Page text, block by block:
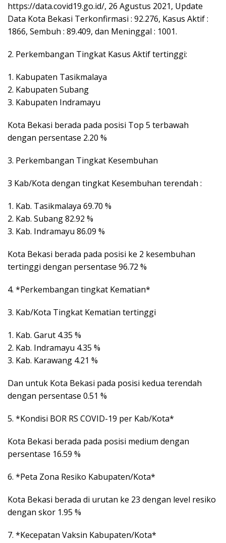
https://data.covid19.go.id/, 26 Agustus 2021, Update
Data Kota Bekasi Terkonfirmasi : 92.276, Kasus Aktif :
1866, Sembuh : 89.409, dan Meninggal : 1001.
2. Perkembangan Tingkat Kasus Aktif tertinggi:
1. Kabupaten Tasikmalaya
2. Kabupaten Subang
3. Kabupaten Indramayu
Kota Bekasi berada pada posisi Top 5 terbawah
dengan persentase 2.20 %
3. Perkembangan Tingkat Kesembuhan
3 Kab/Kota dengan tingkat Kesembuhan terendah :
1. Kab. Tasikmalaya 69.70 %
2. Kab. Subang 82.92 %
3. Kab. Indramayu 86.09 %
Kota Bekasi berada pada posisi ke 2 kesembuhan
tertinggi dengan persentase 96.72 %
4. *Perkembangan tingkat Kematian*
3. Kab/Kota Tingkat Kematian tertinggi
1. Kab. Garut 4.35 %
2. Kab. Indramayu 4.35 %
3. Kab. Karawang 4.21 %
Dan untuk Kota Bekasi pada posisi kedua terendah
dengan persentase 0.51 %
5. *Kondisi BOR RS COVID-19 per Kab/Kota*
Kota Bekasi berada pada posisi medium dengan
persentase 16.59 %
6. *Peta Zona Resiko Kabupaten/Kota*
Kota Bekasi berada di urutan ke 23 dengan level resiko
dengan skor 1.95 %
7. *Kecepatan Vaksin Kabupaten/Kota*